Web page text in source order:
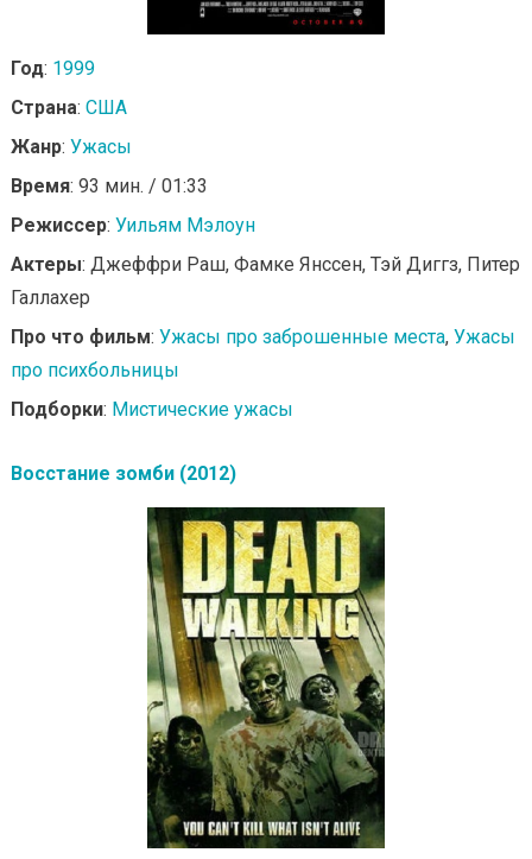
Год: 1999
Страна: США
Жанр: Ужасы
Время: 93 мин. / 01:33
Режиссер: Уильям Мэлоун
Актеры: Джеффри Раш, Фамке Янссен, Тэй Диггз, Питер
Галлахер
Про что фильм: Ужасы про заброшенные места, Ужасы
про психбольницы
Подборки: Мистические ужасы
Восстание зомби (2012)